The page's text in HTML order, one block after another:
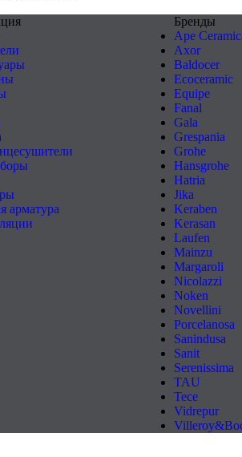
арматура
Бренды
Ape
Axor
Baldocer
Ecoceramic
Equipe
Fanal
Gala
Grespania
Grohe
Hansgrohe
Hatria
Jika
Keraben
Kerasan
Laufen
Mainzu
Margaroli
Nicolazzi
Noken
Novellini
Porcelanosa
Sanindusa
Sanit
Serenissima
TAU
Tece
Vidrepur